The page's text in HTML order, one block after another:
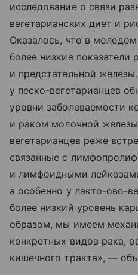
исследование о связи
вегетарианских диет и
Оказалось, что в
более низкие
и предстательной
у песко-вегетарианцев
уровни заболеваемости
и раком молочной
вегетарианцев реже
связанные с
и лимфоидными
а особенно у лакто-ово-
более низкий уровень
образом, мы имеем
конкретных видов рака,
кишечного тракта», —